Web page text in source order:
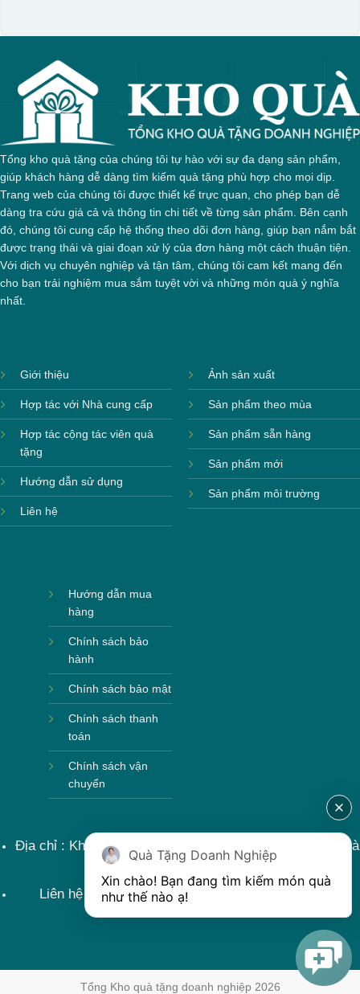
Hộp xi bình hoa
Tổng kho quà tặng của chúng tôi tự hào với sự đa dạng sản phẩm,
giúp khách hàng dễ dàng tìm kiếm quà tặng phù hợp cho mọi dịp.
Trang web của chúng tôi được thiết kế trực quan, cho phép bạn dễ
dàng tra cứu giá cả và thông tin chi tiết về từng sản phẩm. Bên cạnh
đó, chúng tôi cung cấp hệ thống theo dõi đơn hàng, giúp bạn nắm bắt
được trạng thái và giai đoạn xử lý của đơn hàng một cách thuận tiện.
Với dịch vụ chuyên nghiệp và tận tâm, chúng tôi cam kết mang đến
cho bạn trải nghiệm mua sắm tuyệt vời và những món quà ý nghĩa
nhất.
Giới thiệu
Hợp tác với Nhà cung cấp
Hợp tác cộng tác viên quà
tặng
Hướng dẫn sử dụng
Liên hệ
Ảnh sản xuất
Sản phẩm theo mùa
Sản phẩm sẵn hàng
Sản phẩm mới
Sản phẩm môi trường
Hướng dẫn mua
hàng
Chính sách bảo
hành
Chính sách bảo mật
Chính sách thanh
toán
Chính sách vận
chuyển
Địa chỉ : Khu sản xuất làng nghề, Bát Tràng, Gia Lâm, Hà
Nội, Việt Nam
Liên hệ : 0915599363 Email: lienhe@khoqua.vn
Tổng Kho quà tặng doanh nghiệp 2026
Quà Tặng Doanh Nghiệp
Xin chào! Bạn đang tìm kiếm món quà
như thế nào ạ!